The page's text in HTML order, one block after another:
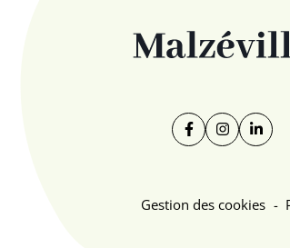
Facebook
(ouverture
Instagram
Gestion des cookies